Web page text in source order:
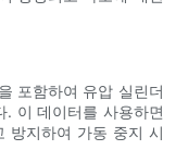
포함하여 유압 실린더
. 이 데이터를 사용하면
방지하여 가동 중지 시